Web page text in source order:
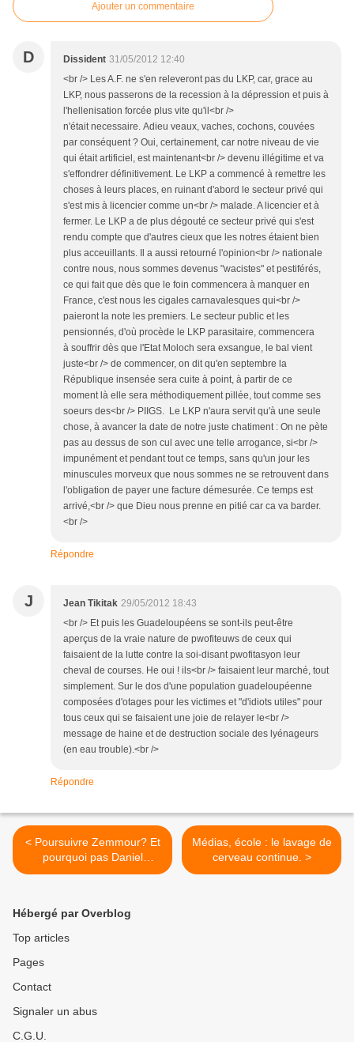
Ajouter un commentaire
D Dissident 31/05/2012 12:40
<br /> Les A.F. ne s'en releveront pas du LKP, car, grace au
LKP, nous passerons de la recession à la dépression et puis à
l'hellenisation forcée plus vite qu'il<br />
n'était necessaire. Adieu veaux, vaches, cochons, couvées
par conséquent ? Oui, certainement, car notre niveau de vie
qui était artificiel, est maintenant<br /> devenu illégitime et va
s'effondrer définitivement. Le LKP a commencé à remettre les
choses à leurs places, en ruinant d'abord le secteur privé qui
s'est mis à licencier comme un<br /> malade. A licencier et à
fermer. Le LKP a de plus dégouté ce secteur privé qui s'est
rendu compte que d'autres cieux que les notres étaient bien
plus acceuillants. Il a aussi retourné l'opinion<br /> nationale
contre nous, nous sommes devenus "wacistes" et pestiférés,
ce qui fait que dès que le foin commencera à manquer en
France, c'est nous les cigales carnavalesques qui<br />
paieront la note les premiers. Le secteur public et les
pensionnés, d'où procède le LKP parasitaire, commencera
à souffrir dès que l'Etat Moloch sera exsangue, le bal vient
juste<br /> de commencer, on dit qu'en septembre la
République insensée sera cuite à point, à partir de ce
moment là elle sera méthodiquement pillée, tout comme ses
soeurs des<br /> PIIGS. Le LKP n'aura servit qu'à une seule
chose, à avancer la date de notre juste chatiment : On ne pète
pas au dessus de son cul avec une telle arrogance, si<br />
impunément et pendant tout ce temps, sans qu'un jour les
minuscules morveux que nous sommes ne se retrouvent dans
l'obligation de payer une facture démesurée. Ce temps est
arrivé,<br /> que Dieu nous prenne en pitié car ca va barder.
<br />
Répondre
J Jean Tikitak 29/05/2012 18:43
<br /> Et puis les Guadeloupéens se sont-ils peut-être
aperçus de la vraie nature de pwofiteuws de ceux qui
faisaient de la lutte contre la soi-disant pwofitasyon leur
cheval de courses. He oui ! ils<br /> faisaient leur marché, tout
simplement. Sur le dos d'une population guadeloupéenne
composées d'otages pour les victimes et "d'idiots utiles" pour
tous ceux qui se faisaient une joie de relayer le<br />
message de haine et de destruction sociale des lyénageurs
(en eau trouble).<br />
Répondre
< Poursuivre Zemmour? Et
pourquoi pas Daniel
Mermet ?
Médias, école : le lavage de
cerveau continue. >
Hébergé par Overblog
Top articles
Pages
Contact
Signaler un abus
C.G.U.